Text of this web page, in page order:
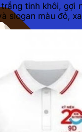
tinh khôi,
slogan màu đỏ,